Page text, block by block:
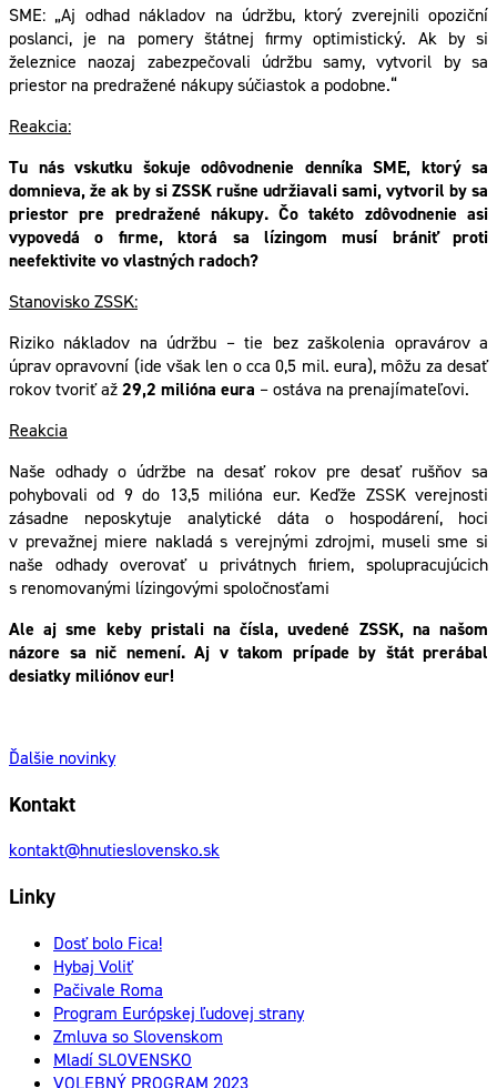
SME: „Aj odhad nákladov na údržbu, ktorý zverejnili opoziční
poslanci, je na pomery štátnej firmy optimistický. Ak by si
železnice naozaj zabezpečovali údržbu samy, vytvoril by sa
priestor na predražené nákupy súčiastok a podobne.“
Reakcia:
Tu nás vskutku šokuje odôvodnenie denníka SME, ktorý sa
domnieva, že ak by si ZSSK rušne udržiavali sami, vytvoril by sa
priestor pre predražené nákupy. Čo takéto zdôvodnenie asi
vypovedá o firme, ktorá sa lízingom musí brániť proti
neefektivite vo vlastných radoch?
Stanovisko ZSSK:
Riziko nákladov na údržbu – tie bez zaškolenia opravárov a
úprav opravovní (ide však len o cca 0,5 mil. eura), môžu za desať
rokov tvoriť až29,2 milióna eura – ostáva na prenajímateľovi.
Reakcia
Naše odhady o údržbe na desať rokov pre desať rušňov sa
pohybovali od 9 do 13,5 milióna eur. Keďže ZSSK verejnosti
zásadne neposkytuje analytické dáta o hospodárení, hoci
v prevažnej miere nakladá s verejnými zdrojmi, museli sme si
naše odhady overovať u privátnych firiem, spolupracujúcich
s renomovanými lízingovými spoločnosťami
Ale aj sme keby pristali na čísla, uvedené ZSSK, na našom
názore sa nič nemení. Aj v takom prípade by štát prerábal
desiatky miliónov eur!
Ďalšie novinky
Kontakt
kontakt@hnutieslovensko.sk
Linky
Dosť bolo Fica!
Hybaj Voliť
Pačivale Roma
Program Európskej ľudovej strany
Zmluva so Slovenskom
Mladí SLOVENSKO
VOLEBNÝ PROGRAM 2023